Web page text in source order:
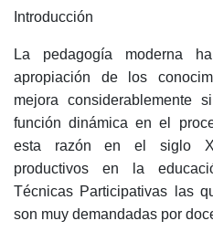
Introducción
La pedagogía moderna
apropiación de los
mejora considerablemente
función dinámica en el
esta razón en el siglo
productivos en la
Técnicas Participativas las
son muy demandadas por